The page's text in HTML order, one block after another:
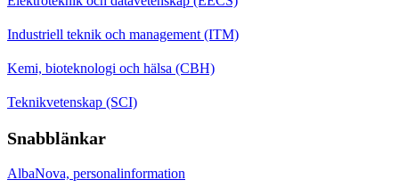
Industriell teknik och management (ITM)
Kemi, bioteknologi och hälsa (CBH)
Teknikvetenskap (SCI)
Snabblänkar
AlbaNova, personalinformation